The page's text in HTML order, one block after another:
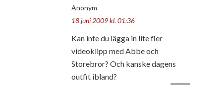
Anonym
18 juni 2009 kl. 01:36
Kan inte du lägga in lite fler
videoklipp med Abbe och
Storebror? Och kanske dagens
outfit ibland?